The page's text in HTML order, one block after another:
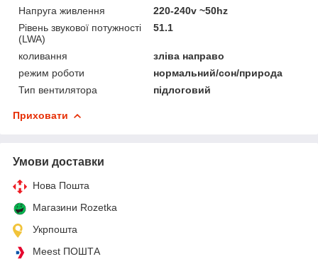
Напруга живлення
220-240v ~50hz
Рівень звукової потужності
(LWA)
51.1
коливання
зліва направо
режим роботи
нормальний/сон/природа
Тип вентилятора
підлоговий
Приховати
Умови доставки
Нова Пошта
Магазини Rozetka
Укрпошта
Meest ПОШТА